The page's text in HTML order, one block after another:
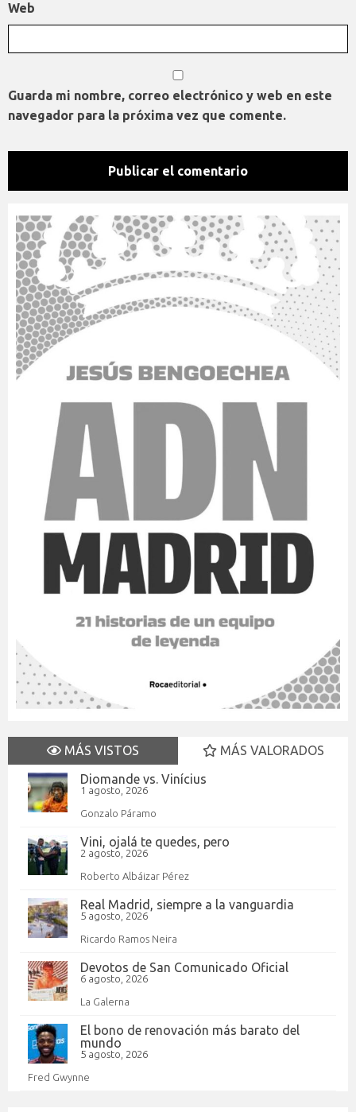
Web
Guarda mi nombre, correo electrónico y web en este
navegador para la próxima vez que comente.
MÁS VISTOS
MÁS VALORADOS
Diomande vs. Vinícius
1 agosto, 2026
Gonzalo Páramo
Vini, ojalá te quedes, pero
2 agosto, 2026
Roberto Albáizar Pérez
Real Madrid, siempre a la vanguardia
5 agosto, 2026
Ricardo Ramos Neira
Devotos de San Comunicado Oficial
6 agosto, 2026
La Galerna
El bono de renovación más barato del
mundo
5 agosto, 2026
Fred Gwynne